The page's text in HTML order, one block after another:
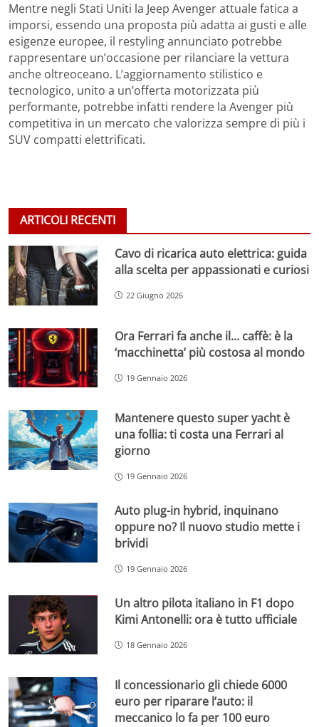
Mentre negli Stati Uniti la Jeep Avenger attuale fatica a
imporsi, essendo una proposta più adatta ai gusti e alle
esigenze europee, il restyling annunciato potrebbe
rappresentare un’occasione per rilanciare la vettura
anche oltreoceano. L’aggiornamento stilistico e
tecnologico, unito a un’offerta motorizzata più
performante, potrebbe infatti rendere la Avenger più
competitiva in un mercato che valorizza sempre di più i
SUV compatti elettrificati.
ARTICOLI RECENTI
Cavo di ricarica auto elettrica: guida
alla scelta per appassionati e curiosi
22 Giugno 2026
Ora Ferrari fa anche il… caffè: è la
‘macchinetta’ più costosa al mondo
19 Gennaio 2026
Mantenere questo super yacht è
una follia: ti costa una Ferrari al
giorno
19 Gennaio 2026
Auto plug-in hybrid, inquinano
oppure no? Il nuovo studio mette i
brividi
19 Gennaio 2026
Un altro pilota italiano in F1 dopo
Kimi Antonelli: ora è tutto ufficiale
18 Gennaio 2026
Il concessionario gli chiede 6000
euro per riparare l’auto: il
meccanico lo fa per 100 euro